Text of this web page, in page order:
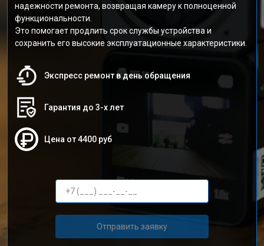
надежности ремонта, возвращая камеру к полноценной
функциональности.
Это помогает продлить срок службы устройства и
сохранить его высокие эксплуатационные характеристики.
Экспресс ремонт в день обращения
Гарантия до 3-х лет
Цена от 4400 руб
Отправить заявку